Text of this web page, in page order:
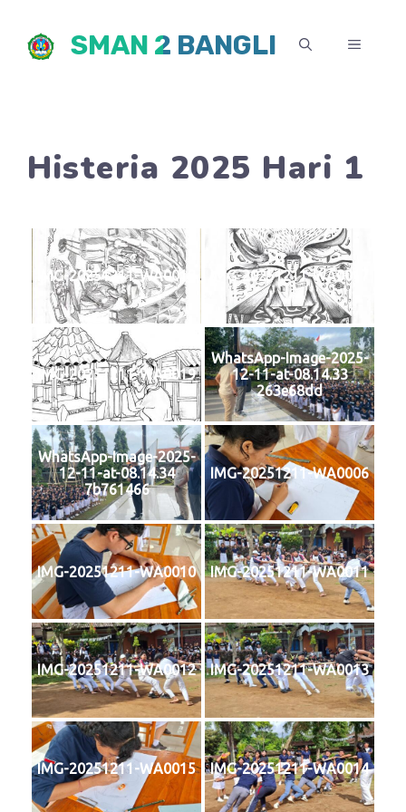
SMAN 2 BANGLI MENU
Histeria 2025 Hari 1
IMG-20251211-WA0018 IMG-20251211-WA0017
IMG-20251211-WA0019
WhatsApp-Image-2025-
12-11-at-08.14.33
263e68dd
WhatsApp-Image-2025-
12-11-at-08.14.34
7b761466
IMG-20251211-WA0006
IMG-20251211-WA0010 IMG-20251211-WA0011
IMG-20251211-WA0012 IMG-20251211-WA0013
IMG-20251211-WA0015 IMG-20251211-WA0014